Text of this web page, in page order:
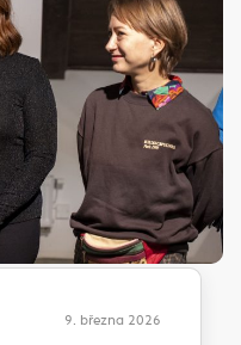
9. března 2026